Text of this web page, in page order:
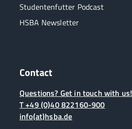
Studentenfutter Podcast
HSBA Newsletter
Contact
Questions? Get in touch with us!
T +49 (0)40 822160-900
info(at)hsba.de